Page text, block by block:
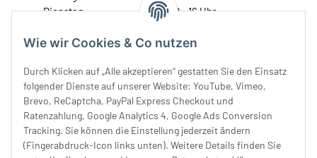
Wie wir Cookies & Co nutzen
Durch Klicken auf „Alle akzeptieren“ gestatten Sie den Einsatz
folgender Dienste auf unserer Website: YouTube, Vimeo,
Brevo, ReCaptcha, PayPal Express Checkout und
Ratenzahlung, Google Analytics 4, Google Ads Conversion
Tracking. Sie können die Einstellung jederzeit ändern
(Fingerabdruck-Icon links unten). Weitere Details finden Sie
Dienstag:
10 - 16 Uhr
Donnerstag:
10 - 18 Uhr
Samstag:
10 - 14 Uhr
Unser Service
Rechtliches